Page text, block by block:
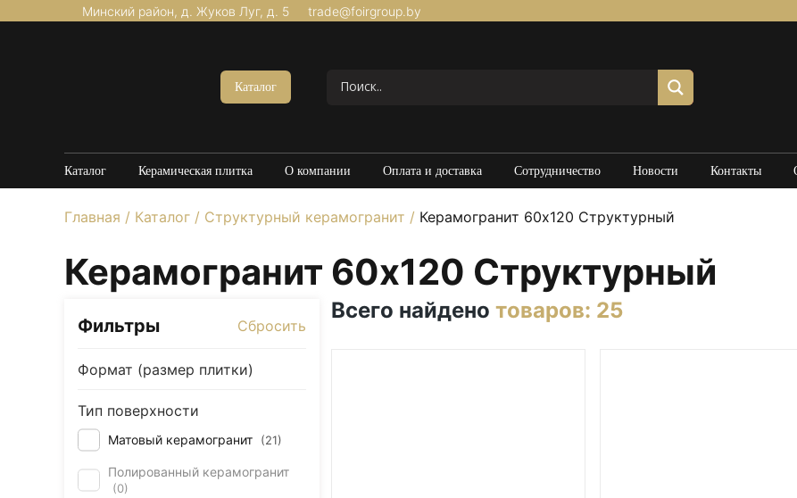
Минский район, д. Жуков Луг, д. 5 trade@foirgroup.by
Каталог
Каталог Керамическая плитка О компании Оплата и доставка Сотрудничество Новости Контакты
Главная / Каталог / Структурный керамогранит / Керамогранит 60х120 Структурный
Керамогранит 60х120 Структурный
Фильтры Сбросить
Формат (размер плитки)
Тип поверхности
Матовый керамогранит (21)
Полированный керамогранит
(0)
Всего найдено товаров: 25
Керамогранит Утолщенный
Керамогранит под Мрамор
Керамогранит под Дерево
Белый керамогранит
Черно-белый керамогранит